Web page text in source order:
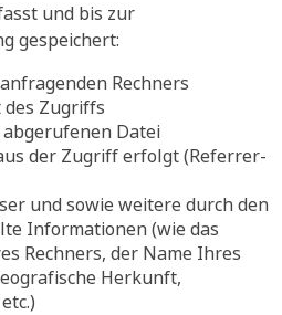
und bis zur
gespeichert:
Rechners
Zugriffs
abgerufenen Datei
der Zugriff erfolgt (Referrer-
und sowie weitere durch den
Informationen (wie das
Rechners, der Name Ihres
Herkunft,